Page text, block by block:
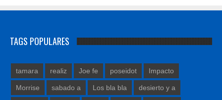
TAGS POPULARES
tamara realiz Joe fe poseidot Impacto
Morrise sabado a Los bla bla desierto y a